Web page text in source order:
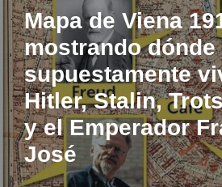
contenido
Mapa de Viena
mostrando dónde
supuestamente
Hitler, Stalin,
y el Emperador
José